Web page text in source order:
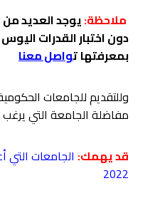
ملاحظة:يوجد العديد
دون اختبار القدرات
بمعرفتهاتواصل معنا
وللتقديم للجامعات
مفاضلة الجامعة التي يرغب
قد يهمك: الجامعات التي
2022